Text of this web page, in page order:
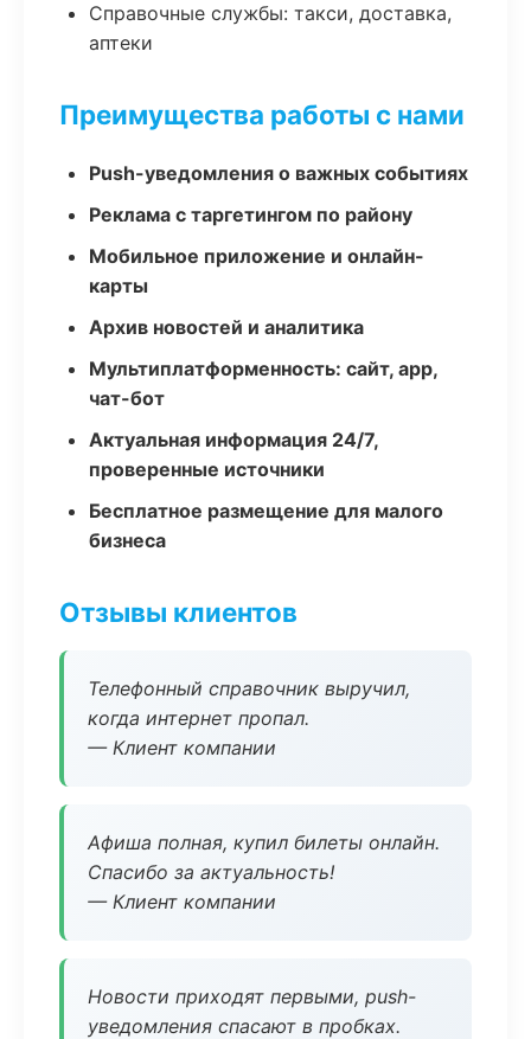
Справочные службы: такси, доставка,
аптеки
Преимущества работы с нами
Push-уведомления о важных событиях
Реклама с таргетингом по району
Мобильное приложение и онлайн-
карты
Архив новостей и аналитика
Мультиплатформенность: сайт, app,
чат-бот
Актуальная информация 24/7,
проверенные источники
Бесплатное размещение для малого
бизнеса
Отзывы клиентов
Телефонный справочник выручил,
когда интернет пропал.
— Клиент компании
Афиша полная, купил билеты онлайн.
Спасибо за актуальность!
— Клиент компании
Новости приходят первыми, push-
уведомления спасают в пробках.